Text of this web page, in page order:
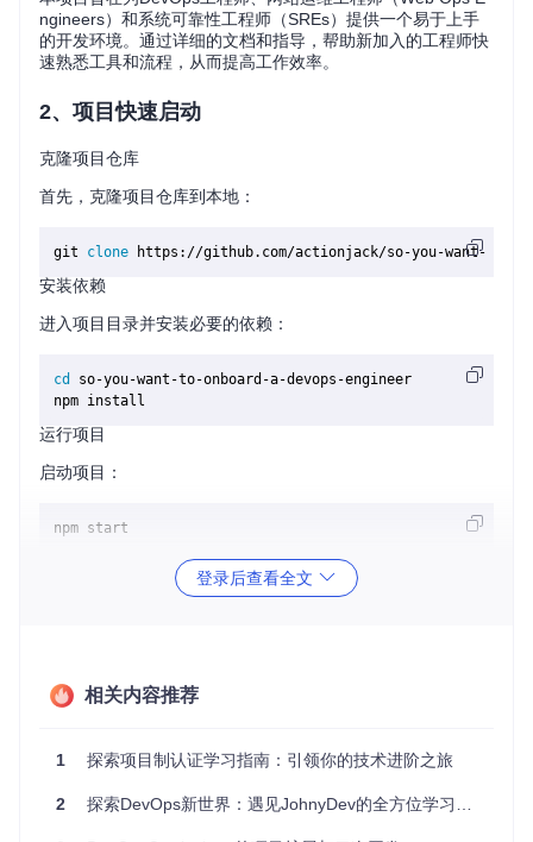
ngineers）和系统可靠性工程师（SREs）提供一个易于上手
的开发环境。通过详细的文档和指导，帮助新加入的工程师快
速熟悉工具和流程，从而提高工作效率。
2、项目快速启动
克隆项目仓库
首先，克隆项目仓库到本地：
git clone
安装依赖
进入项目目录并安装必要的依赖：
cd
so-you-want-to-onboard-a-devops-engineer
运行项目
启动项目：
3、应用案例和最佳实践
第一天就熟悉团队的工作流程和使用的应用程序。例如，团队
确保项目有详细的文档，包括文化指南、操作流程和工具使用
登录后查看全文
相关内容推荐
1 探索项目制认证学习指南：引领你的技术进阶之旅
2 探索DevOps新世界：遇见JohnyDev的全方位学习资源